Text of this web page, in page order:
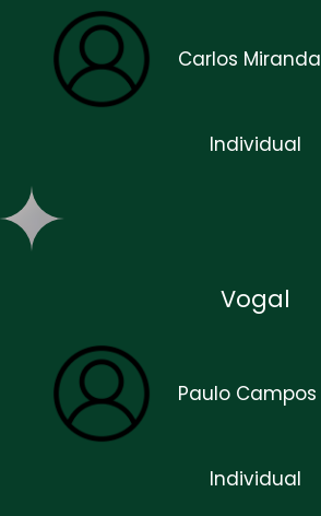
Carlos Miranda
Individual
Vogal
Paulo Campos
Individual